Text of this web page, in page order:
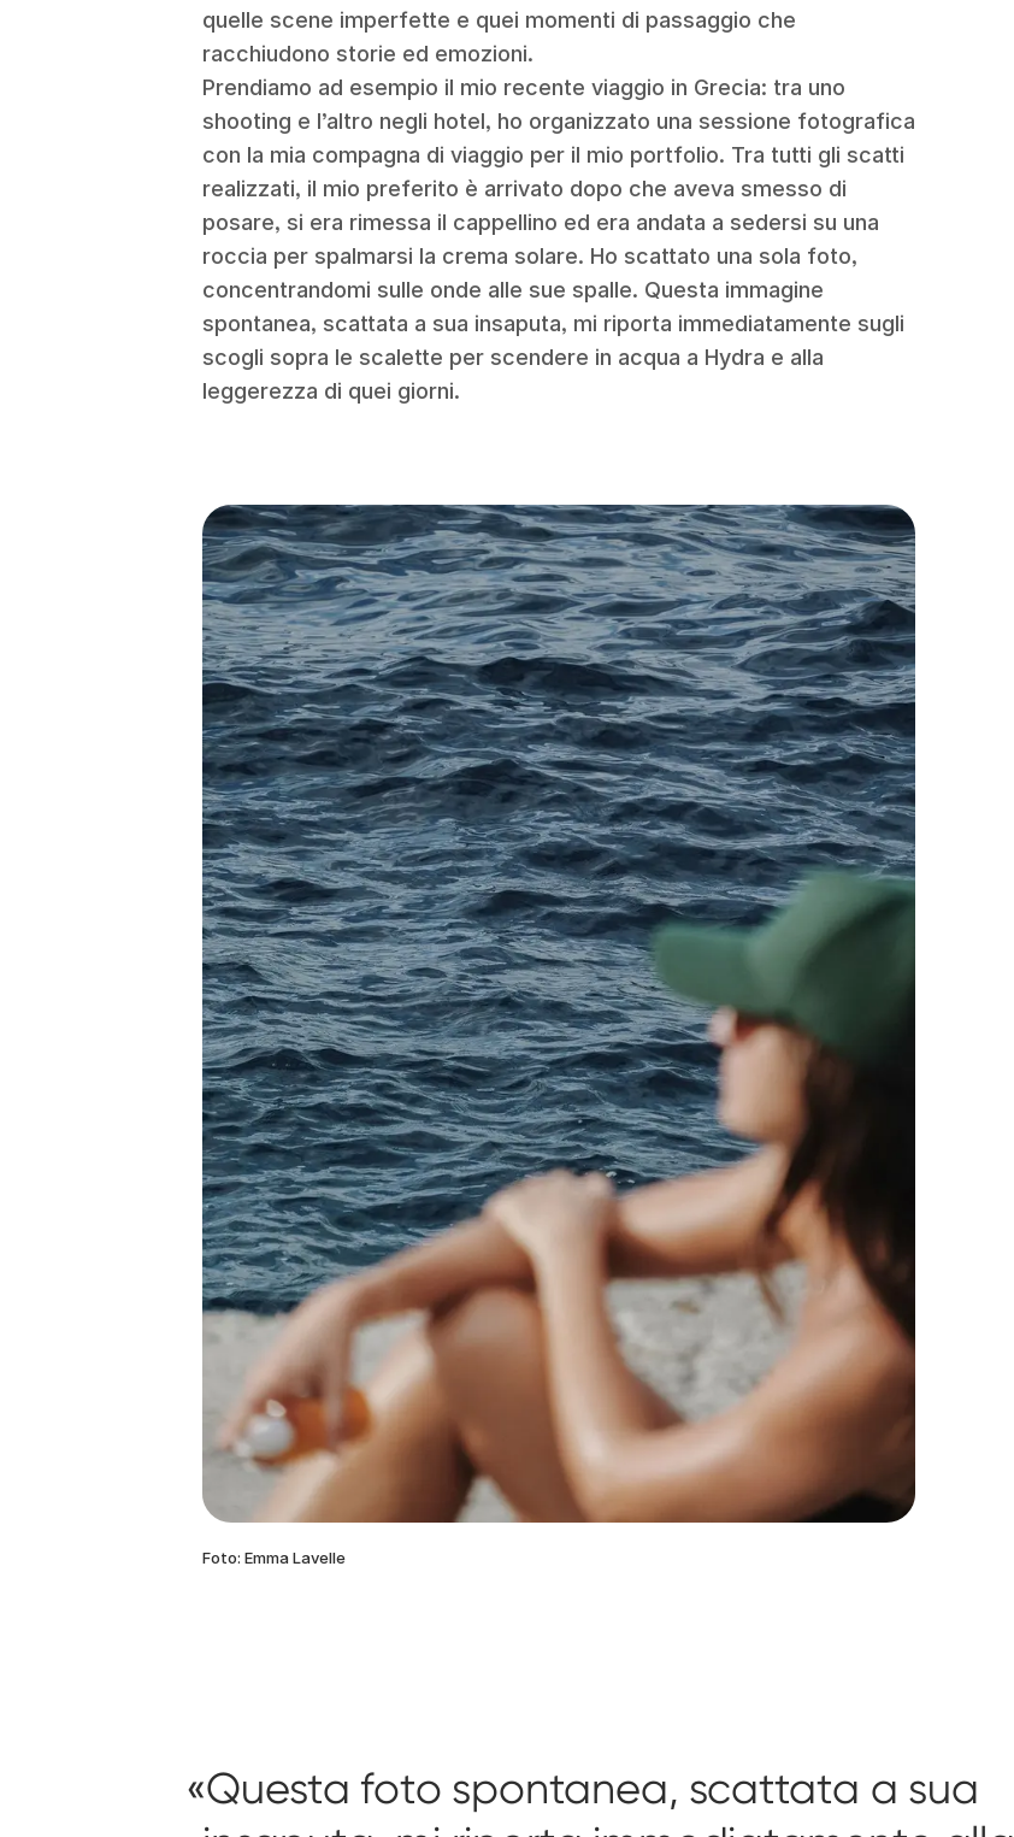
quelle scene imperfette e quei momenti di passaggio che
racchiudono storie ed emozioni.
Prendiamo ad esempio il mio recente viaggio in Grecia: tra uno
shooting e l’altro negli hotel, ho organizzato una sessione fotografica
con la mia compagna di viaggio per il mio portfolio. Tra tutti gli scatti
realizzati, il mio preferito è arrivato dopo che aveva smesso di
posare, si era rimessa il cappellino ed era andata a sedersi su una
roccia per spalmarsi la crema solare. Ho scattato una sola foto,
concentrandomi sulle onde alle sue spalle. Questa immagine
spontanea, scattata a sua insaputa, mi riporta immediatamente sugli
scogli sopra le scalette per scendere in acqua a Hydra e alla
leggerezza di quei giorni.
Foto: Emma Lavelle
Questa foto spontanea, scattata a sua